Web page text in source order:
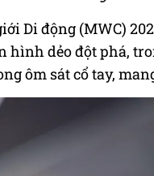
Di động (MWC)
hình dẻo đột phá,
ôm sát cổ tay,